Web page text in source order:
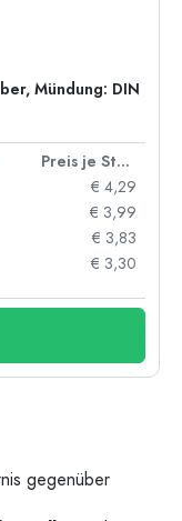
Mündung: DIN
Preis je Stück
€ 4,29
€ 3,99
€ 3,83
€ 3,30
gegenüber